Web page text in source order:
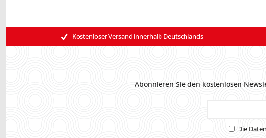
Kostenloser Versand innerhalb Deutschlands
Abonnieren Sie den kostenlosen
Die